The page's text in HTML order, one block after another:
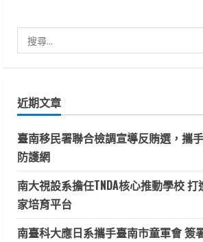
尋
字:
近期文章
臺南移民署聯合檢調宣導反賄選，攜
防護網
南大視設系擔任TNDA核心推動學校
家培育平台
南臺科大應日系攜手臺南市童軍會 簽